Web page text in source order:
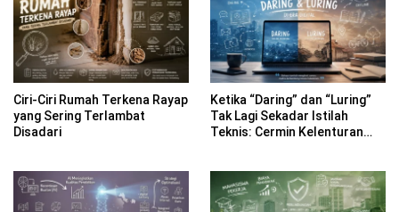
Ciri-Ciri Rumah Terkena Rayap
yang Sering Terlambat
Disadari
Ketika “Daring” dan “Luring”
Tak Lagi Sekadar Istilah
Teknis: Cermin Kelenturan